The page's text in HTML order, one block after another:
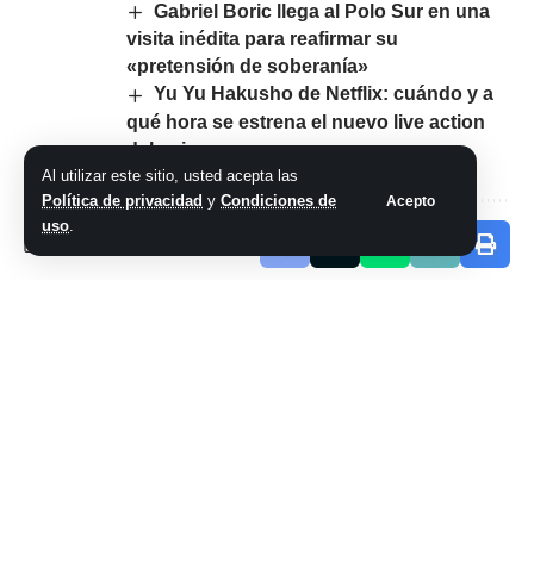
Al utilizar este sitio, usted acepta las
Política de privacidad y Condiciones de
uso.
Acepto
Gabriel Boric llega al Polo Sur en una
visita inédita para reafirmar su
«pretensión de soberanía»
Yu Yu Hakusho de Netflix: cuándo y a
qué hora se estrena el nuevo live action
del anime